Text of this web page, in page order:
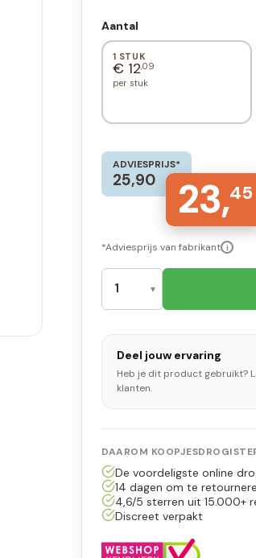
Aantal
1 STUK
€ 12,09
per stuk
ADVIESPRIJS*
25,90 23,45
*Adviesprijs van fabrikant i
Deel jouw ervaring
Heb je dit product gebruikt?
klanten.
DAAROM
De voordeligste online
14 dagen om te
4,6/5 sterren uit 15.000+
Discreet verpakt